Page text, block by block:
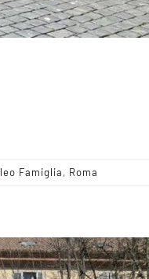
Famiglia, Roma